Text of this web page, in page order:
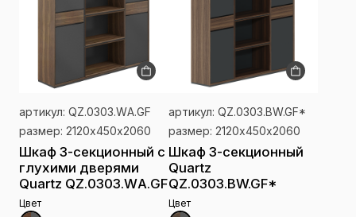
артикул: QZ.0303.WА.GF
размер: 2120х450х2060
Шкаф 3-секционный с
глухими дверями
Quartz QZ.0303.WА.GF
Цвет
артикул: QZ.0303.BW.GF*
размер: 2120х450х2060
Шкаф 3-секционный
Quartz
QZ.0303.BW.GF*
Цвет